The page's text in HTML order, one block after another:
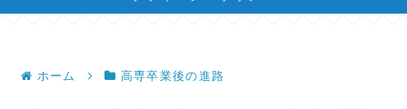
ホーム 高専卒業後の進路